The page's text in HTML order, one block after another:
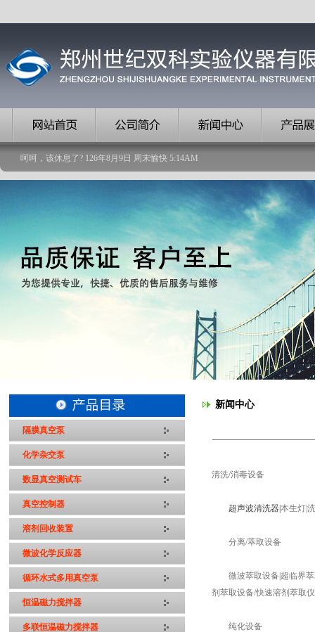
呵呵，该休息了? 126年8月 9 日 周末愉快 5:14AM
隔膜真空泵
化学杂交泵
数显真空测试车
真空控制器
溶剂回收装置
微波化学反应器
循环水式多用真空泵
恒温磁力搅拌器
多联恒温磁力搅拌器
新闻中心
清洗/消毒设备
超声波清洗器|本生灯|
分离/萃取设备
微波萃取设备|超临界萃
剂萃取设备/快速溶剂萃取
纯化设备